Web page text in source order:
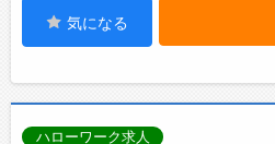
気になる
ハローワーク求人